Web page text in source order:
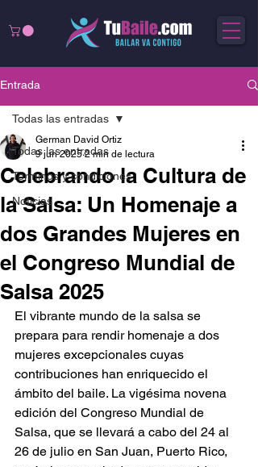
Entrada
Todas las entradas
Términos y condiciones
Noticias
Todas las entradas
Celebrando la Cultura de
la Salsa: Un Homenaje a
dos Grandes Mujeres en
el Congreso Mundial de
Salsa 2025
German David Ortiz
9 jun 2025 2 min de lectura
El vibrante mundo de la salsa se
prepara para rendir homenaje a dos
mujeres excepcionales cuyas
contribuciones han enriquecido el
ámbito del baile. La vigésima novena
edición del Congreso Mundial de
Salsa, que se llevará a cabo del 24 al
26 de julio en San Juan, Puerto Rico,